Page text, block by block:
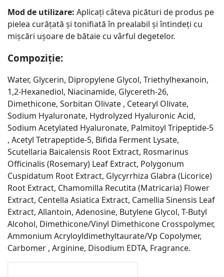
Mod de utilizare: Aplicați câteva picături de produs pe
pielea curățată și tonifiată în prealabil și întindeți cu
mișcări ușoare de bătaie cu vârful degetelor.
Compoziție:
Water, Glycerin, Dipropylene Glycol, Triethylhexanoin,
1,2-Hexanediol, Niacinamide, Glycereth-26,
Dimethicone, Sorbitan Olivate , Cetearyl Olivate,
Sodium Hyaluronate, Hydrolyzed Hyaluronic Acid,
Sodium Acetylated Hyaluronate, Palmitoyl Tripeptide-5
, Acetyl Tetrapeptide-5, Bifida Ferment Lysate,
Scutellaria Baicalensis Root Extract, Rosmarinus
Officinalis (Rosemary) Leaf Extract, Polygonum
Cuspidatum Root Extract, Glycyrrhiza Glabra (Licorice)
Root Extract, Chamomilla Recutita (Matricaria) Flower
Extract, Centella Asiatica Extract, Camellia Sinensis Leaf
Extract, Allantoin, Adenosine, Butylene Glycol, T-Butyl
Alcohol, Dimethicone/Vinyl Dimethicone Crosspolymer,
Ammonium Acryloyldimethyltaurate/Vp Copolymer,
Carbomer , Arginine, Disodium EDTA, Fragrance.